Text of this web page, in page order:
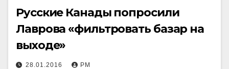
Русские Канады попросили
Лаврова «фильтровать базар на
выходе»
28.01.2016 РМ